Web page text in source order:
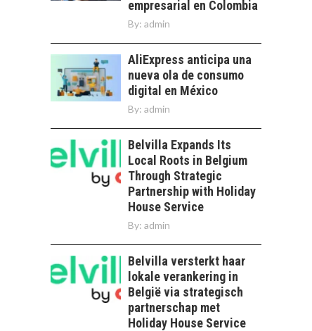
empresarial en Colombia
By: admin
AliExpress anticipa una
nueva ola de consumo
digital en México
By: admin
Belvilla Expands Its
Local Roots in Belgium
Through Strategic
Partnership with Holiday
House Service
By: admin
Belvilla versterkt haar
lokale verankering in
België via strategisch
partnerschap met
Holiday House Service